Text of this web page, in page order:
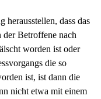
herausstellen, dass das
der Betroffene nach
worden ist oder
die so
ist, ist dann die
nicht etwa mit einem